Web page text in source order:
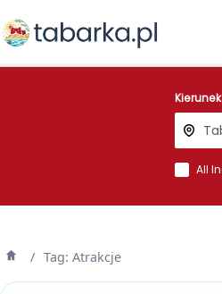
Kierunek
All
Strona
/ Tag: Atrakcje